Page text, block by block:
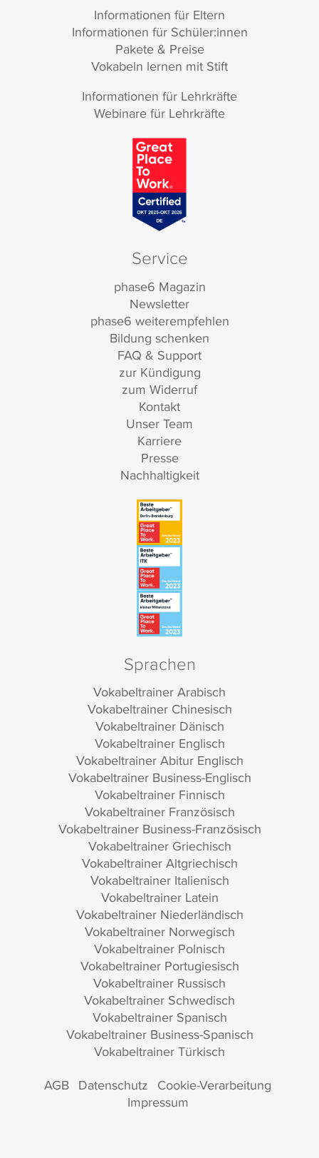
Informationen für Eltern
Informationen für Schüler:innen
Pakete & Preise
Vokabeln lernen mit Stift
Informationen für Lehrkräfte
Webinare für Lehrkräfte
Service
phase6 Magazin
Newsletter
phase6 weiterempfehlen
Bildung schenken
FAQ & Support
zur Kündigung
zum Widerruf
Kontakt
Unser Team
Karriere
Presse
Nachhaltigkeit
Sprachen
Vokabeltrainer Arabisch
Vokabeltrainer Chinesisch
Vokabeltrainer Dänisch
Vokabeltrainer Englisch
Vokabeltrainer Abitur Englisch
Vokabeltrainer Business-Englisch
Vokabeltrainer Finnisch
Vokabeltrainer Französisch
Vokabeltrainer Business-Französisch
Vokabeltrainer Griechisch
Vokabeltrainer Altgriechisch
Vokabeltrainer Italienisch
Vokabeltrainer Latein
Vokabeltrainer Niederländisch
Vokabeltrainer Norwegisch
Vokabeltrainer Polnisch
Vokabeltrainer Portugiesisch
Vokabeltrainer Russisch
Vokabeltrainer Schwedisch
Vokabeltrainer Spanisch
Vokabeltrainer Business-Spanisch
Vokabeltrainer Türkisch
AGB Datenschutz Cookie-Verarbeitung
Impressum